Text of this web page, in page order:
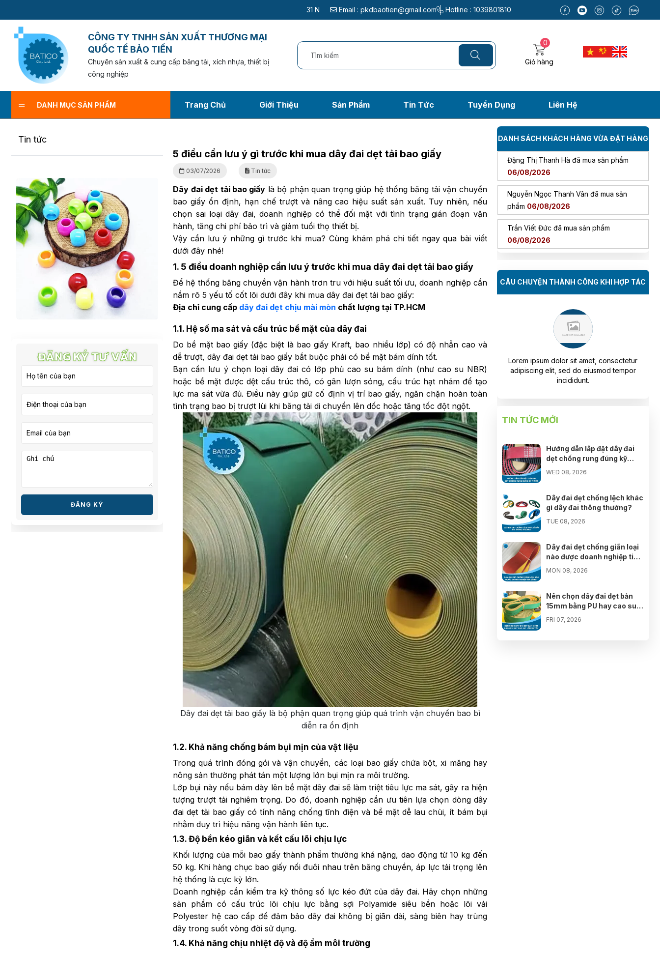
31 Nhị Bình 26, Ấp 115, Xã Đông Thạnh, TP.Hồ Chí Minh - Email:pkdbaotien@gmail.com
Email : pkdbaotien@gmail.com Hotline : 1039801810
CÔNG TY TNHH SẢN XUẤT THƯƠNG MẠI
QUỐC TẾ BẢO TIẾN
Chuyên sản xuất & cung cấp băng tải, xích nhựa, thiết bị
công nghiệp
0
Giỏ hàng
DANH MỤC SẢN PHẨM Trang Chủ Giới Thiệu Sản Phẩm Tin Tức Tuyển Dụng Liên Hệ
5 điều cần lưu ý gì trước khi mua dây đai dẹt tải bao giấy
Trang chủ Tin tức / 5 điều cần lưu ý gì trước khi mua dây đai dẹt tải bao giấy
Tin tức
ĐĂNG KÝ TƯ VẤN
ĐĂNG KÝ
5 điều cần lưu ý gì trước khi mua dây đai dẹt tải bao giấy
03/07/2026 Tin tức
Dây đai dẹt tải bao giấy là bộ phận quan trọng giúp hệ thống băng tải vận chuyển
bao giấy ổn định, hạn chế trượt và nâng cao hiệu suất sản xuất. Tuy nhiên, nếu
chọn sai loại dây đai, doanh nghiệp có thể đối mặt với tình trạng gián đoạn vận
hành, tăng chi phí bảo trì và giảm tuổi thọ thiết bị.
Vậy cần lưu ý những gì trước khi mua? Cùng khám phá chi tiết ngay qua bài viết
dưới đây nhé!
1. 5 điều doanh nghiệp cần lưu ý trước khi mua dây đai dẹt tải bao giấy
Để hệ thống băng chuyền vận hành trơn tru với hiệu suất tối ưu, doanh nghiệp cần
nắm rõ 5 yếu tố cốt lõi dưới đây khi mua dây đai đẹt tải bao giấy:
Địa chỉ cung cấp dây đai dẹt chịu mài mòn chất lượng tại TP.HCM
1.1. Hệ số ma sát và cấu trúc bề mặt của dây đai
Do bề mặt bao giấy (đặc biệt là bao giấy Kraft, bao nhiều lớp) có độ nhẵn cao và
dễ trượt, dây đai dẹt tải bao giấy bắt buộc phải có bề mặt bám dính tốt.
Bạn cần lưu ý chọn loại dây đai có lớp phủ cao su bám dính (như cao su NBR)
hoặc bề mặt được dệt cấu trúc thô, có gân lượn sóng, cấu trúc hạt nhám để tạo
lực ma sát vừa đủ. Điều này giúp giữ cố định vị trí bao giấy, ngăn chặn hoàn toàn
tình trạng bao bị trượt lùi khi băng tải di chuyển lên dốc hoặc tăng tốc đột ngột.
Dây đai dẹt tải bao giấy là bộ phận quan trọng giúp quá trình vận chuyển bao bì
diễn ra ổn định
1.2. Khả năng chống bám bụi mịn của vật liệu
Trong quá trình đóng gói và vận chuyển, các loại bao giấy chứa bột, xi măng hay
nông sản thường phát tán một lượng lớn bụi mịn ra môi trường.
Lớp bụi này nếu bám dày lên bề mặt dây đai sẽ làm triệt tiêu lực ma sát, gây ra hiện
tượng trượt tải nghiêm trọng. Do đó, doanh nghiệp cần ưu tiên lựa chọn dòng dây
đai dẹt tải bao giấy có tính năng chống tĩnh điện và bề mặt dễ lau chùi, ít bám bụi
nhằm duy trì hiệu năng vận hành liên tục.
1.3. Độ bền kéo giãn và kết cấu lõi chịu lực
Khối lượng của mỗi bao giấy thành phẩm thường khá nặng, dao động từ 10 kg đến
50 kg. Khi hàng chục bao giấy nối đuôi nhau trên băng chuyền, áp lực tải trọng lên
hệ thống là cực kỳ lớn.
Doanh nghiệp cần kiểm tra kỹ thông số lực kéo đứt của dây đai. Hãy chọn những
sản phẩm có cấu trúc lõi chịu lực bằng sợi Polyamide siêu bền hoặc lõi vải
Polyester hệ cao cấp để đảm bảo dây đai không bị giãn dài, sàng biên hay trùng
dây trong suốt vòng đời sử dụng.
1.4. Khả năng chịu nhiệt độ và độ ẩm môi trường
DANH SÁCH KHÁCH HÀNG VỪA ĐẶT HÀNG
06/08/2026
Mang Ngọc Tuyền đã mua sản phẩm
Trương Thị Mỹ Tiên đã mua sản phẩm
06/08/2026
Đặng Thị Thanh Hà đã mua sản phẩm
06/08/2026
Nguyễn Ngọc Thanh Vân đã mua sản
phẩm06/08/2026
Trần Viết Đức đã mua sản phẩm
06/08/2026
Đỗ Hoàng Nam đã mua sản phẩm
06/08/2026
Trần Phước Hưng đã mua sản phẩm
Nguyễn Thanh Bình đã mua sản phẩm
Bùi Đức Trung đã mua sản phẩm
06/08/2026
06/08/2026
Đặng Thị Thanh Hà đã mua sản phẩm
06/08/2026
Nguyễn Ngọc Thanh Vân đã mua sản
phẩm06/08/2026
Trần Viết Đức đã mua sản phẩm
06/08/2026
Đỗ Hoàng Nam đã mua sản phẩm
06/08/2026
Nguyễn Minh Hiếu đã mua sản phẩm
06/08/2026
CÂU CHUYỆN THÀNH CÔNG KHI HỢP TÁC
Lorem ipsum dolor sit amet, consectetur
adipiscing elit, sed do eiusmod tempor
incididunt.
Lorem ipsum dolor sit amet, consectetur
adipiscing elit, sed do eiusmod tempor
incididunt.
Lorem ipsum dolor sit amet, consectetur
adipiscing elit, sed do eiusmod tempor
incididunt.
TIN TỨC MỚI
Hướng dẫn lắp đặt dây đai
dẹt chống rung đúng kỹ
thuật
WED 08, 2026
Dây đai dẹt chống lệch khác
gì dây đai thông thường?
TUE 08, 2026
Dây đai dẹt chống giãn loại
nào được doanh nghiệp tin
dùng?
MON 08, 2026
Nên chọn dây đai dẹt bản
15mm bằng PU hay cao su?
Lời khuyên
FRI 07, 2026